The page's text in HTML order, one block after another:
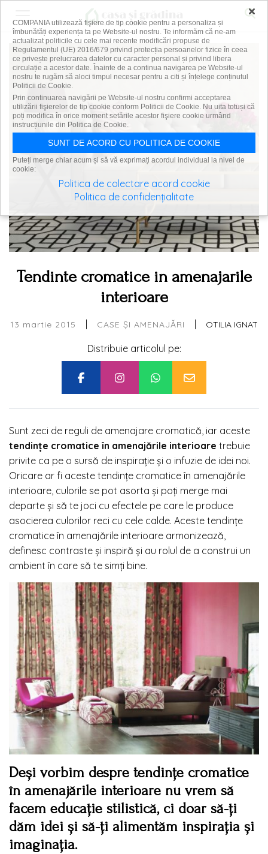
Tendinte cromatice in amenajarile
interioare
13 martie 2015 CASE ȘI AMENAJĂRI OTILIA IGNAT
Distribuie articolul pe:
Sunt zeci de reguli de amenajare cromatică, iar aceste
tendințe cromatice în amenajările interioare trebuie
privite ca pe o sursă de inspirație și o infuzie de idei noi.
Oricare ar fi aceste tendințe cromatice în amenajările
interioare, culorile se pot asorta și poți merge mai
departe și să te joci cu efectele pe care le produce
asocierea culorilor reci cu cele calde. Aceste tendințe
cromatice în amenajările interioare armonizează,
definesc contraste și inspiră și au rolul de a construi un
ambient în care să te simți bine.
Deși vorbim despre tendințe cromatice
în amenajările interioare nu vrem să
facem educație stilistică, ci doar să-ți
dăm idei și să-ți alimentăm inspirația și
imaginația.
×
COMPANIA utilizează fişiere de tip cookie pentru a personaliza și
îmbunătăți experiența ta pe Website-ul nostru. Te informăm că ne-am
actualizat politicile cu cele mai recente modificări propuse de
Regulamentul (UE) 2016/679 privind protecția persoanelor fizice în ceea
ce privește prelucrarea datelor cu caracter personal și privind libera
circulație a acestor date. Înainte de a continua navigarea pe Website-ul
nostru te rugăm să aloci timpul necesar pentru a citi și înțelege conținutul
Politicii de Cookie.
Prin continuarea navigării pe Website-ul nostru confirmi acceptarea
utilizării fişierelor de tip cookie conform Politicii de Cookie. Nu uita totuși că
poți modifica în orice moment setările acestor fişiere cookie urmând
instrucțiunile din Politica de Cookie.
SUNT DE ACORD CU POLITICA DE COOKIE
Puteți merge chiar acum și să vă exprimați acordul individual la nivel de
cookie:
Politica de colectare acord cookie
Politica de confidențialitate